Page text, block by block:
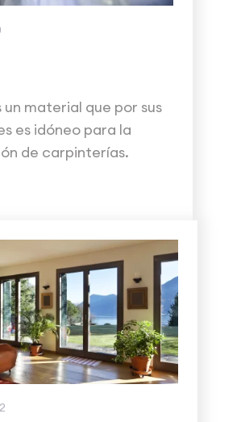
un material que por sus
es idóneo para la
de carpinterías.